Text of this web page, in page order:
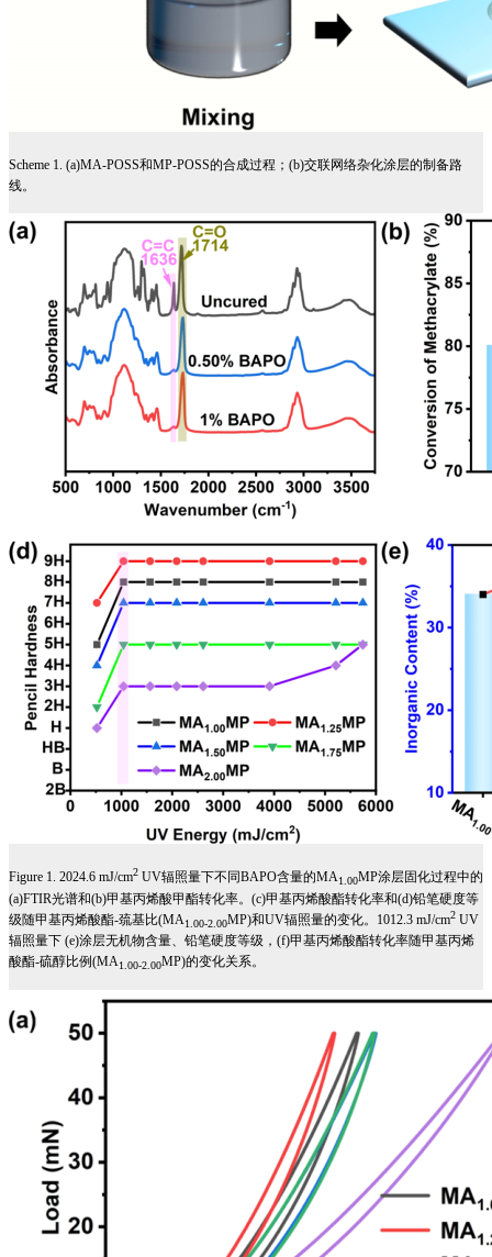
Scheme 1. (a)MA-POSS和MP-POSS的合成过程； (b)交联网络杂化涂层的制备路
线。
Figure 1. 2024.6 mJ/cm2 UV辐照量下不同BAPO含量的MA1.00MP涂层固化过程中的
(a)FTIR光谱和(b)甲基丙烯酸甲酯转化率。 (c)甲基丙烯酸酯转化率和(d)铅笔硬度等
级随甲基丙烯酸酯-巯基比(MA1.00-2.00MP)和UV辐照量的变化。 1012.3 mJ/cm2 UV
辐照量下 (e)涂层无机物含量、铅笔硬度等级， (f)甲基丙烯酸酯转化率随甲基丙烯
酸酯-硫醇比例(MA1.00-2.00MP)的变化关系。